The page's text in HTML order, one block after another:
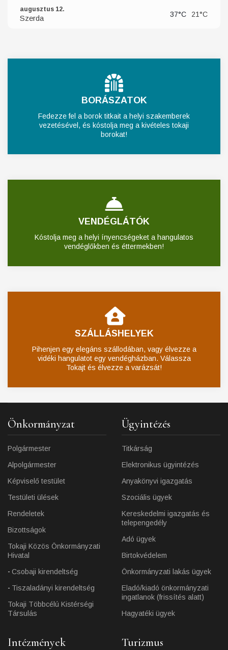
augusztus 12.
Szerda 37°C 21°C
BORÁSZATOK
Fedezze fel a borok titkait a helyi szakemberek
vezetésével, és kóstolja meg a kivételes tokaji
borokat!
VENDÉGLÁTÓK
Kóstolja meg a helyi ínyencségeket a hangulatos
vendéglőkben és éttermekben!
SZÁLLÁSHELYEK
Pihenjen egy elegáns szállodában, vagy élvezze a
vidéki hangulatot egy vendégházban. Válassza
Tokajt és élvezze a varázsát!
Önkormányzat
Polgármester
Alpolgármester
Képviselő testület
Testületi ülések
Rendeletek
Bizottságok
Tokaji Közös Önkormányzati
Hivatal
Csobaji kirendeltség
Tiszaladányi kirendeltség
Tokaji Többcélú Kistérségi
Társulás
Ügyintézés
Titkárság
Elektronikus ügyintézés
Anyakönyvi igazgatás
Szociális ügyek
Kereskedelmi igazgatás és
telepengedély
Adó ügyek
Birtokvédelem
Önkormányzati lakás ügyek
Eladó/kiadó önkormányzati
ingatlanok (frissítés alatt)
Hagyatéki ügyek
Intézmények Turizmus